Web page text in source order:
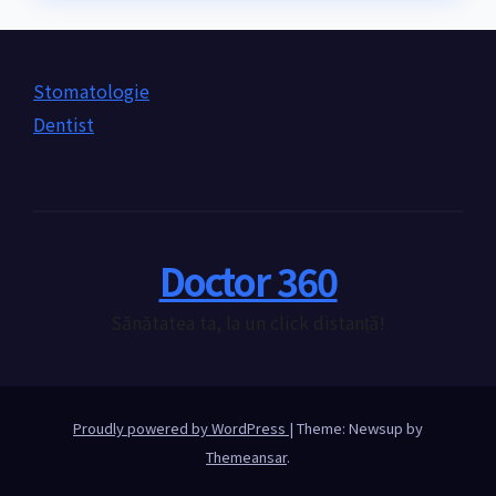
Stomatologie
Dentist
Doctor 360
Proudly powered by WordPress | Theme: Newsup by
Themeansar.